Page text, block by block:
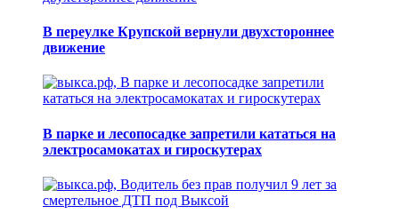
В переулке Крупской вернули двухстороннее
движение
В парке и лесопосадке запретили кататься на
электросамокатах и гироскутерах